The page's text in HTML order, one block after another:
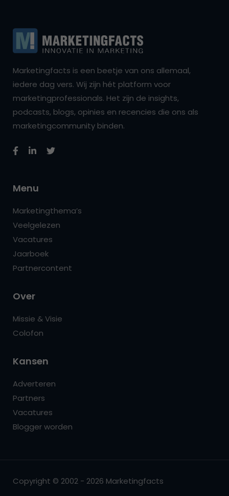
Marketingfacts is een beetje van ons allemaal,
iedere dag vers. Wij zijn hét platform voor
marketingprofessionals. Het zijn de insights,
podcasts, blogs, opinies en recencies die ons als
marketingcommunity binden.
Menu
Marketingthema’s
Veelgelezen
Vacatures
Jaarboek
Partnercontent
Over
Missie & Visie
Colofon
Kansen
Adverteren
Partners
Vacatures
Blogger worden
Copyright © 2002 - 2026 Marketingfacts